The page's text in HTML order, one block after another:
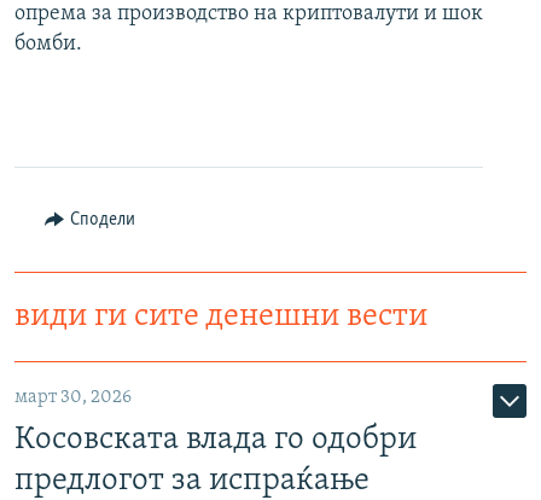
опрема за производство на криптовалути и шок
бомби.
Сподели
види ги сите денешни вести
март 30, 2026
Косовската влада го одобри
предлогот за испраќање